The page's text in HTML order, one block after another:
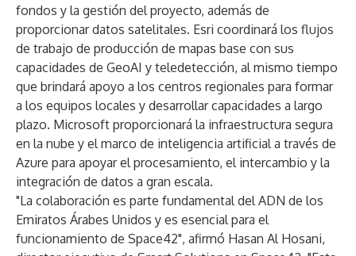
fondos y la gestión del proyecto, además de
proporcionar datos satelitales. Esri coordinará los flujos
de trabajo de producción de mapas base con sus
capacidades de GeoAI y teledetección, al mismo tiempo
que brindará apoyo a los centros regionales para formar
a los equipos locales y desarrollar capacidades a largo
plazo. Microsoft proporcionará la infraestructura segura
en la nube y el marco de inteligencia artificial a través de
Azure para apoyar el procesamiento, el intercambio y la
integración de datos a gran escala.
"La colaboración es parte fundamental del ADN de los
Emiratos Árabes Unidos y es esencial para el
funcionamiento de Space42", afirmó Hasan Al Hosani,